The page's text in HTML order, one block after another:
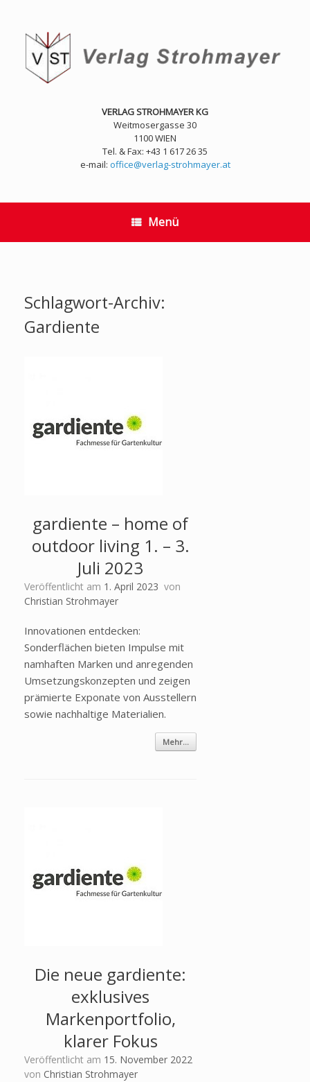
springen
VERLAG STROHMAYER KG
Weitmosergasse 30
1100 WIEN
Tel. & Fax: +43 1 617 26 35
e-mail: office@verlag-strohmayer.at
Menü
Schlagwort-Archiv:
Gardiente
gardiente – home of
outdoor living 1. – 3.
Juli 2023
Veröffentlicht am 1. April 2023 von
Christian Strohmayer
Innovationen entdecken:
Sonderflächen bieten Impulse mit
namhaften Marken und anregenden
Umsetzungskonzepten und zeigen
prämierte Exponate von Ausstellern
sowie nachhaltige Materialien.
Mehr...
Die neue gardiente:
exklusives
Markenportfolio,
klarer Fokus
Veröffentlicht am 15. November 2022
von Christian Strohmayer